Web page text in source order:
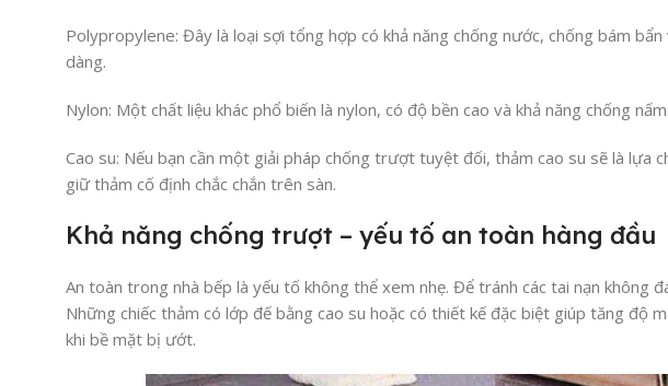
Polypropylene: Đây là loại sợi tổng hợp có khả năng chống nước, chống bám
dàng.
Nylon: Một chất liệu khác phổ biến là nylon, có độ bền cao và khả năng chống
Cao su: Nếu bạn cần một giải pháp chống trượt tuyệt đối, thảm cao su sẽ là lựa
giữ thảm cố định chắc chắn trên sàn.
Khả năng chống trượt – yếu tố an toàn hàng đầu
An toàn trong nhà bếp là yếu tố không thể xem nhẹ. Để tránh các tai nạn không
Những chiếc thảm có lớp đế bằng cao su hoặc có thiết kế đặc biệt giúp tăng độ
khi bề mặt bị ướt.